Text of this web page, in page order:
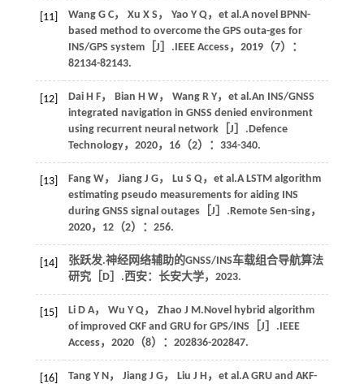
[11] Wang G C， Xu X S ， Yao Y Q， et al.A novel BPNN-
based method to overcome the GPS outa-ges for
INS/GPS system［J］.IEEE Access， 2019（7）：
82134-82143.
[12] Dai H F， Bian H W， Wang R Y， et al.An INS/GNSS
integrated navigation in GNSS denied environment
using recurrent neural network［J］.Defence
Technology， 2020， 16（2）：334-340.
[13] Fang W， Jiang J G， Lu S Q， et al.A LSTM algorithm
estimating pseudo measurements for aiding INS
during GNSS signal outages［J］.Remote Sen-sing，
2020， 12（2）：256.
[14]
张跃发.神经网络辅助的GNSS/INS车载组合导航算法
研究［D］.西安：长安大学， 2023.
[15] Li D A， Wu Y Q， Zhao J M.Novel hybrid algorithm
of improved CKF and GRU for GPS/INS［J］.IEEE
Access， 2020（8）：202836-202847.
[16] Tang Y N， Jiang J G， Liu J H ， et al.A GRU and AKF-